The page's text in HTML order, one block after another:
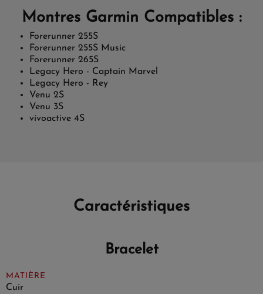
Montres Garmin Compatibles :
Forerunner 255S
Forerunner 255S Music
Forerunner 265S
Legacy Hero - Captain Marvel
Legacy Hero - Rey
Venu 2S
Venu 3S
vívoactive 4S
Caractéristiques
Bracelet
MATIÈRE
Cuir